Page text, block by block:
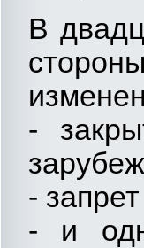
В
-
-
- и